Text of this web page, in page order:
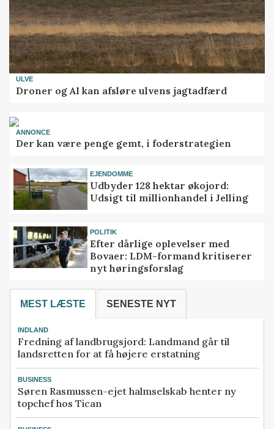
ULVE
Droner og AI kan afsløre ulvens jagtadfærd
ANNONCE
Der kan være penge gemt, i foderstrategien
EJENDOMME
Udbyder 128 hektar økojord:
Udsigt til millionhandel i Jelling
POLITIK
Efter dårlige oplevelser med
Bovaer: LDM-formand kritiserer
nyt høringsforslag
MEST LÆSTE SENESTE NYT
INDLAND
Fredning af landbrugsjord: Landmand går til
landsretten for at få højere erstatning
BUSINESS
Søren Rasmussen-ejet halmselskab henter ny
topchef hos Tican